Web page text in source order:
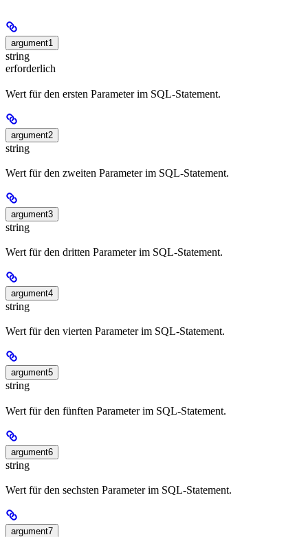
argument1
string
erforderlich
Wert für den ersten Parameter im SQL-Statement.
argument2
string
Wert für den zweiten Parameter im SQL-Statement.
argument3
string
Wert für den dritten Parameter im SQL-Statement.
argument4
string
Wert für den vierten Parameter im SQL-Statement.
argument5
string
Wert für den fünften Parameter im SQL-Statement.
argument6
string
Wert für den sechsten Parameter im SQL-Statement.
argument7